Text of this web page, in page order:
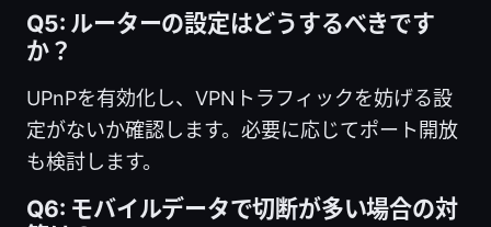
Q5: ルーターの設定はどうするべきです
か？
UPnPを有効化し、VPNトラフィックを妨げる設
定がないか確認します。必要に応じてポート開放
も検討します。
Q6: モバイルデータで切断が多い場合の対